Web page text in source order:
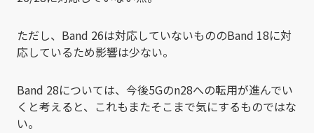
ただし、Band 26は対応していないもののBand 18に対
応しているため影響は少ない。
Band 28については、今後5Gのn28への転用が進んでい
くと考えると、これもまたそこまで気にするものではな
い。